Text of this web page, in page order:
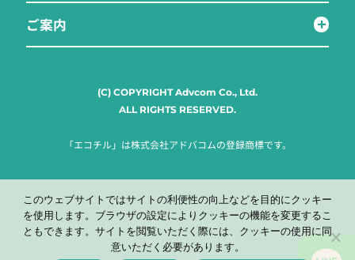
ご案内
(C) COPYRIGHT Advcom Co., Ltd.
ALL RIGHTS RESERVED.
「エコチル」は株式会社アドバコムの登録商標です。
このウェブサイトではサイトの利便性の向上などを目的にクッキー
を使用します。ブラウザの設定によりクッキーの機能を変更するこ
ともできます。サイトを閲覧いただく際には、クッキーの使用に同
意いただく必要があります。